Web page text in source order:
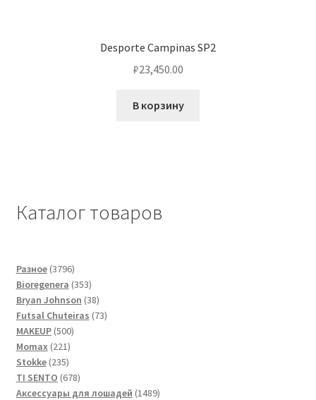
Desporte Campinas SP2
₽23,450.00
В корзину
Каталог товаров
Разное 37963796
товаров
Bioregenera 353353
товара
Bryan Johnson 3838
товаров
Futsal Сhuteiras 7373
MAKEUP 500500
Momax 221221
товар
Stokke 235235
товаров
TI SENTO 678678
товаров
Аксессуары для лошадей 14891489